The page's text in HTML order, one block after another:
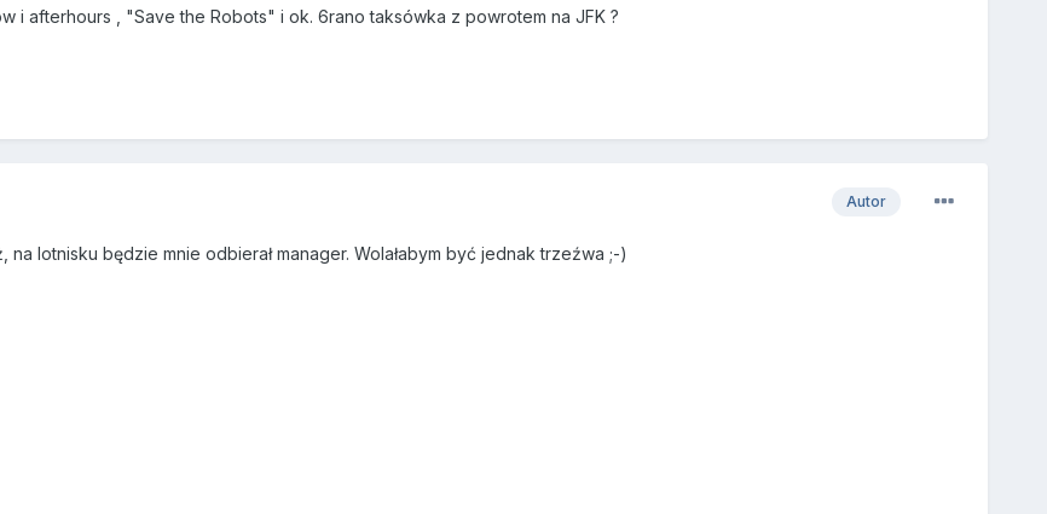
i afterhours , "Save the Robots" i ok. 6rano taksówka z powrotem na JFK ?
Autor
na lotnisku będzie mnie odbierał manager. Wolałabym być jednak trzeźwa ;-)